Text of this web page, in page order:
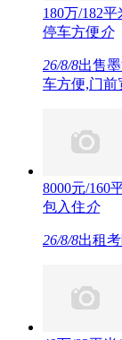
180万/182
停车方便介
26/8/8出售
车方便,门前
8000元/160
包入住介
26/8/8出租